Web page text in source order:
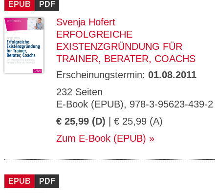
EPUB PDF
Svenja Hofert
ERFOLGREICHE
EXISTENZGRÜNDUNG FÜR
TRAINER, BERATER, COACHS
Erscheinungstermin: 01.08.2011
232 Seiten
E-Book (EPUB), 978-3-95623-439-2
€ 25,99 (D) | € 25,99 (A)
Zum E-Book (EPUB)
EPUB PDF